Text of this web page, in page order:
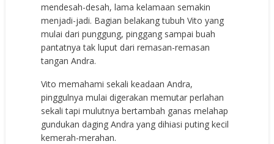
mendesah-desah, lama kelamaan semakin
menjadi-jadi. Bagian belakang tubuh Vito yang
mulai dari punggung, pinggang sampai buah
pantatnya tak luput dari remasan-remasan
tangan Andra.
Vito memahami sekali keadaan Andra,
pinggulnya mulai digerakan memutar perlahan
sekali tapi mulutnya bertambah ganas melahap
gundukan daging Andra yang dihiasi puting kecil
kemerah-merahan.